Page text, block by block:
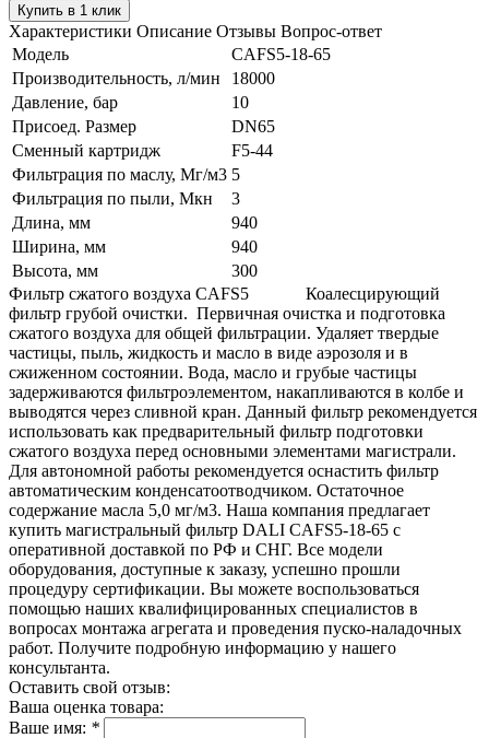
Купить в 1 клик
Характеристики Описание Отзывы Вопрос-ответ
Модель
CAFS5-18-65
Производительность, л/мин
18000
Давление, бар
10
Присоед. Размер
DN65
Сменный картридж
F5-44
Фильтрация по маслу, Мг/м3 5
Фильтрация по пыли, Мкн
3
Длина, мм
940
Ширина, мм
940
Высота, мм
300
Фильтр сжатого воздуха CAFS5 Коалесцирующий
фильтр грубой очистки. Первичная очистка и подготовка
сжатого воздуха для общей фильтрации. Удаляет твердые
частицы, пыль, жидкость и масло в виде аэрозоля и в
сжиженном состоянии. Вода, масло и грубые частицы
задерживаются фильтроэлементом, накапливаются в колбе и
выводятся через сливной кран. Данный фильтр рекомендуется
использовать как предварительный фильтр подготовки
сжатого воздуха перед основными элементами магистрали.
Для автономной работы рекомендуется оснастить фильтр
автоматическим конденсатоотводчиком. Остаточное
содержание масла 5,0 мг/м3. Наша компания предлагает
купить магистральный фильтр DALI CAFS5-18-65 с
оперативной доставкой по РФ и СНГ. Все модели
оборудования, доступные к заказу, успешно прошли
процедуру сертификации. Вы можете воспользоваться
помощью наших квалифицированных специалистов в
вопросах монтажа агрегата и проведения пуско-наладочных
работ. Получите подробную информацию у нашего
консультанта.
Оставить свой отзыв:
Ваша оценка товара:
Ваше имя: *